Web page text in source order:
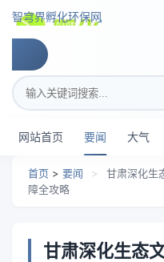
智穹界孵化环保网
搜索关键词
网站首页 要闻 大气
首页 > 要闻 >
甘肃深化生
障全攻略
甘肃深化生态